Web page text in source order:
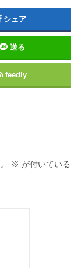
シェア
送る
feedly
※ が付いている